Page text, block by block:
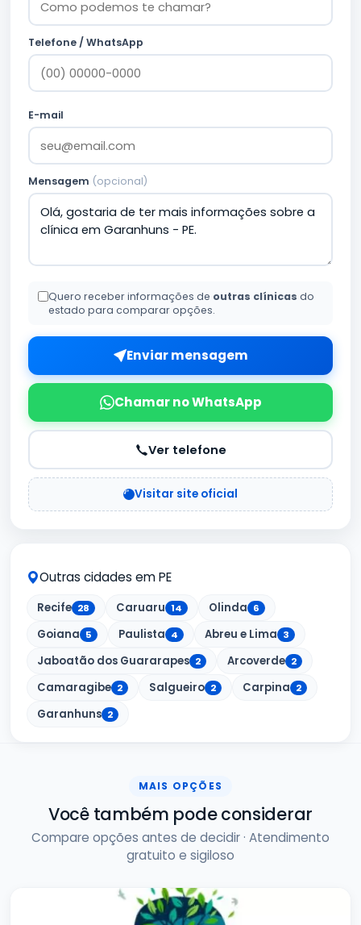
Telefone / WhatsApp
E-mail
Mensagem (opcional)
Quero receber informações de outras clínicas do
estado para comparar opções.
Enviar mensagem
Chamar no WhatsApp
Ver telefone
Visitar site oficial
Outras cidades em PE
Recife 28 Caruaru 14 Olinda 6
Goiana 5 Paulista 4 Abreu e Lima 3
Jaboatão dos Guararapes 2 Arcoverde 2
Camaragibe 2 Salgueiro 2 Carpina 2
Garanhuns 2
MAIS OPÇÕES
Você também pode considerar
Compare opções antes de decidir · Atendimento
gratuito e sigiloso